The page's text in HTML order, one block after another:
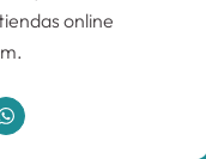
online